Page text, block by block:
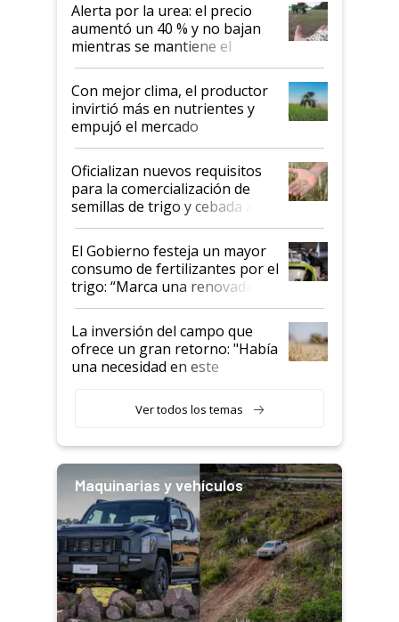
Alerta por la urea: el precio
aumentó un 40 % y no bajan
mientras se mantiene el
conflicto en Medio Oriente
Con mejor clima, el productor
invirtió más en nutrientes y
empujó el mercado
Oficializan nuevos requisitos
para la comercialización de
semillas de trigo y cebada a
granel
El Gobierno festeja un mayor
consumo de fertilizantes por el
trigo: “Marca una renovada
confianza de los productores”
La inversión del campo que
ofrece un gran retorno: "Había
una necesidad en este
Ver todos los temas
Maquinarias y vehículos